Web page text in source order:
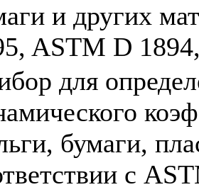
и других
ASTM D
для
бумаги,
с